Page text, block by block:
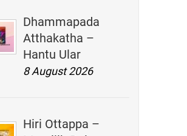
Dhammapada
Atthakatha –
Hantu Ular
8 August 2026
Hiri Ottappa –